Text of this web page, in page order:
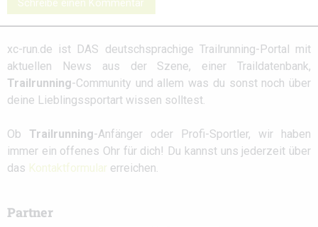
Schreibe einen Kommentar
xc-run.de ist DAS deutschsprachige Trailrunning-Portal mit
aktuellen News aus der Szene, einer Traildatenbank,
Trailrunning-Community und allem was du sonst noch über
deine Lieblingssportart wissen solltest.
Ob Trailrunning-Anfänger oder Profi-Sportler, wir haben
immer ein offenes Ohr für dich! Du kannst uns jederzeit über
das Kontaktformular erreichen.
Partner